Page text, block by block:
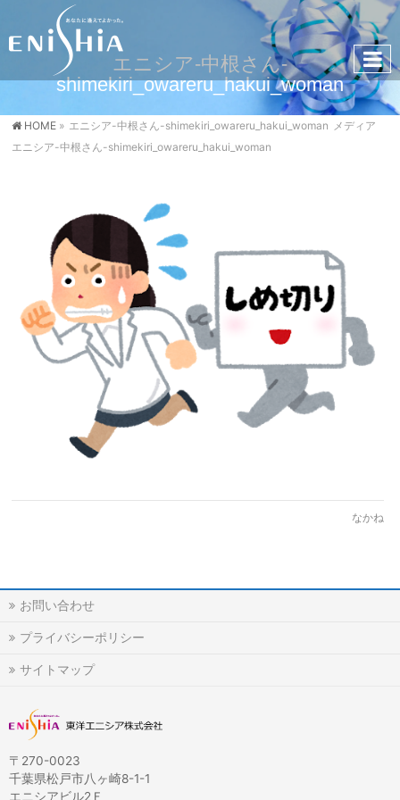
エニシア-中根さん-
shimekiri_owareru_hakui_woman
HOME » エニシア-中根さん-shimekiri_owareru_hakui_woman メディア
エニシア-中根さん-shimekiri_owareru_hakui_woman
なかね
お問い合わせ
プライバシーポリシー
サイトマップ
〒270-0023
千葉県松戸市八ヶ崎8-1-1
エニシアビル2Ｆ